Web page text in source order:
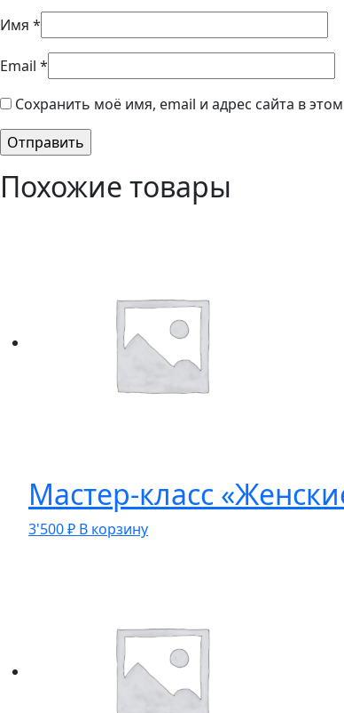
Имя *
Email *
Сохранить моё имя, email и адрес сайта в
Похожие товары
Мастер-класс
3'500₽ В корзину